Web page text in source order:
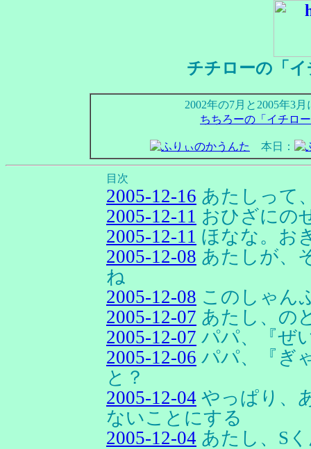
チチローの「
2002年の7月と2005年3
ちちろーの「イチロ
本日：
目次
2005-12-16 あたしって
2005-12-11 おひざにの
2005-12-11 ほなな。お
2005-12-08 あたしが、
ね
2005-12-08 このしゃん
2005-12-07 あたし、の
2005-12-07 パパ、『ぜ
2005-12-06 パパ、『ぎ
と？
2005-12-04 やっぱり、
ないことにする
2005-12-04 あたし、S